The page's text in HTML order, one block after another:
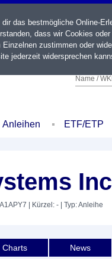
Name /
Anleihen ETF/ETP
| Kürzel: - | Typ: Anleihe
Charts News
das bestmögliche Online-
dass wir Cookies
zustimmen oder
jederzeit widersprechen